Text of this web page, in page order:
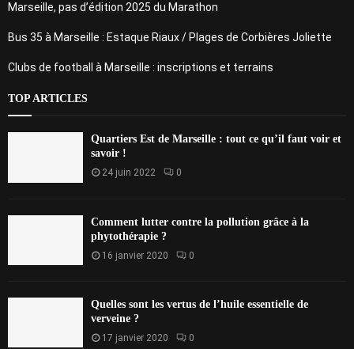
Marseille, pas d’édition 2025 du Marathon
Bus 35 à Marseille : Estaque Riaux / Plages de Corbières Joliette
Clubs de football à Marseille : inscriptions et terrains
TOP ARTICLES
Quartiers Est de Marseille : tout ce qu’il faut voir et
savoir !
24 juin 2022 0
Comment lutter contre la pollution grâce à la
phytothérapie ?
16 janvier 2020 0
Quelles sont les vertus de l’huile essentielle de
verveine ?
17 janvier 2020 0